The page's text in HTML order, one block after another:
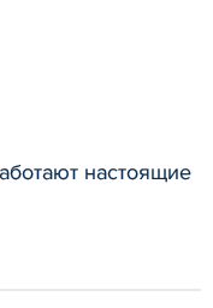
настоящие